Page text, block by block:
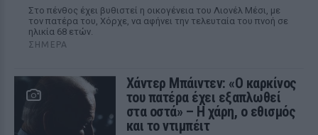
Στο πένθος έχει βυθιστεί η οικογένεια του Λιονέλ Μέσι, με
τον πατέρα του, Χόρχε, να αφήνει την τελευταία του πνοή σε
ηλικία 68 ετών.
ΣΉΜΕΡΑ
Χάντερ Μπάιντεν: «Ο καρκίνος
του πατέρα έχει εξαπλωθεί
στα οστά» – Η χάρη, ο εθισμός
και το ντιμπέιτ